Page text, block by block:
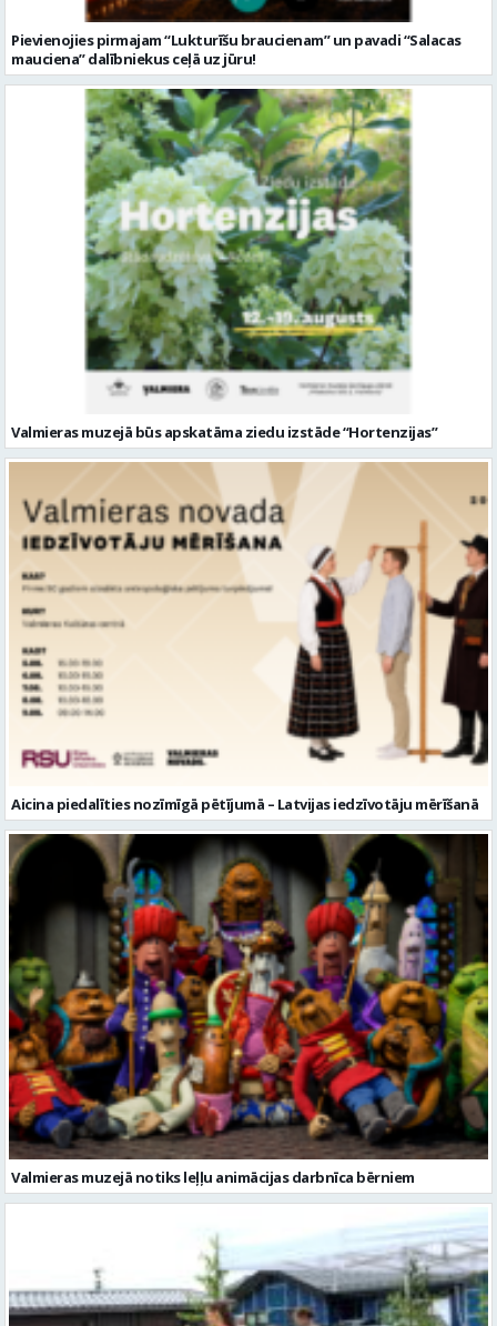
Pievienojies pirmajam “Lukturīšu braucienam” un pavadi “Salacas
mauciena” dalībniekus ceļā uz jūru!
Valmieras muzejā būs apskatāma ziedu izstāde “Hortenzijas”
Aicina piedalīties nozīmīgā pētījumā – Latvijas iedzīvotāju mērīšanā
Valmieras muzejā notiks leļļu animācijas darbnīca bērniem